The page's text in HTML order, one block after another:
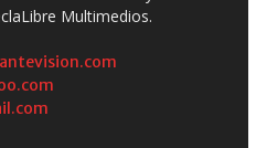
Multimedios.